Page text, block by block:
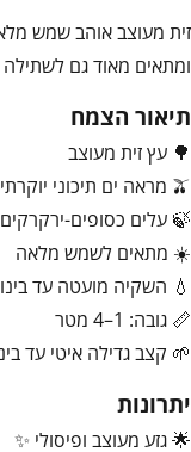
זית מעוצב אוהב שמש
ומתאים מאוד גם לשתילה
תיאור הצמח
🌳 עץ זית מעוצב
🫒 מראה ים תיכוני יוקרתי
🍃 עלים כסופים-ירקרקים
☀️ מתאים לשמש מלאה
💧 השקיה מועטה עד
📏 גובה: 1–4 מטר
🌱 קצב גדילה איטי עד
יתרונות
🌟 גזע מעוצב ופיסולי ✨